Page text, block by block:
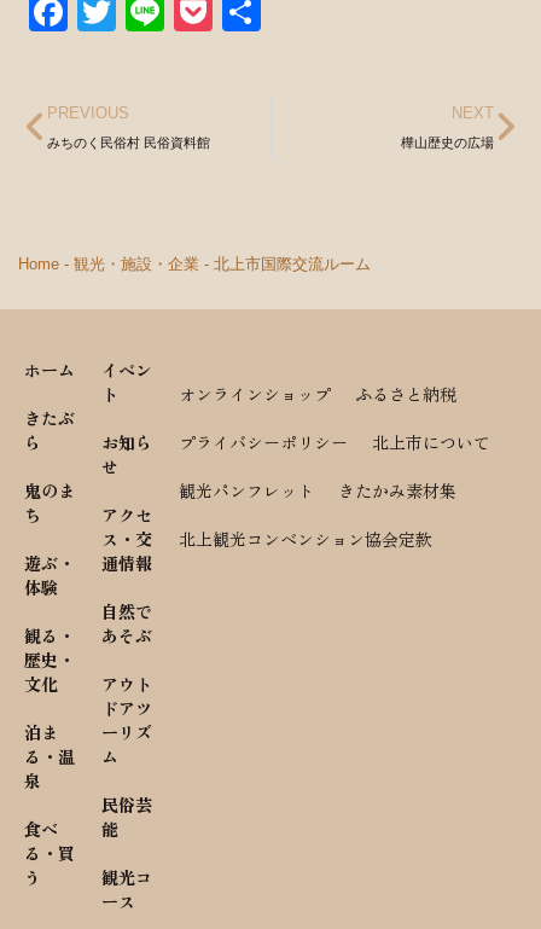
Facebook
Twitter
LinePocket
PREVIOUS
みちのく民俗村 民俗資料館
NEXT
樺山歴史の広場
Home - 観光・施設・企業 - 北上市国際交流ルーム
ホーム
きたぶ
ら
鬼のま
ち
遊ぶ・
体験
観る・
歴史・
文化
泊ま
る・温
泉
食べ
る・買
う
イベン
ト
お知ら
せ
アクセ
ス・交
通情報
自然で
あそぶ
アウト
ドアツ
ーリズ
ム
民俗芸
能
観光コ
ース
オンラインショップ
ふるさと納税
プライバシーポリシー
北上市について
観光パンフレット
きたかみ素材集
北上観光コンベンション協会定款